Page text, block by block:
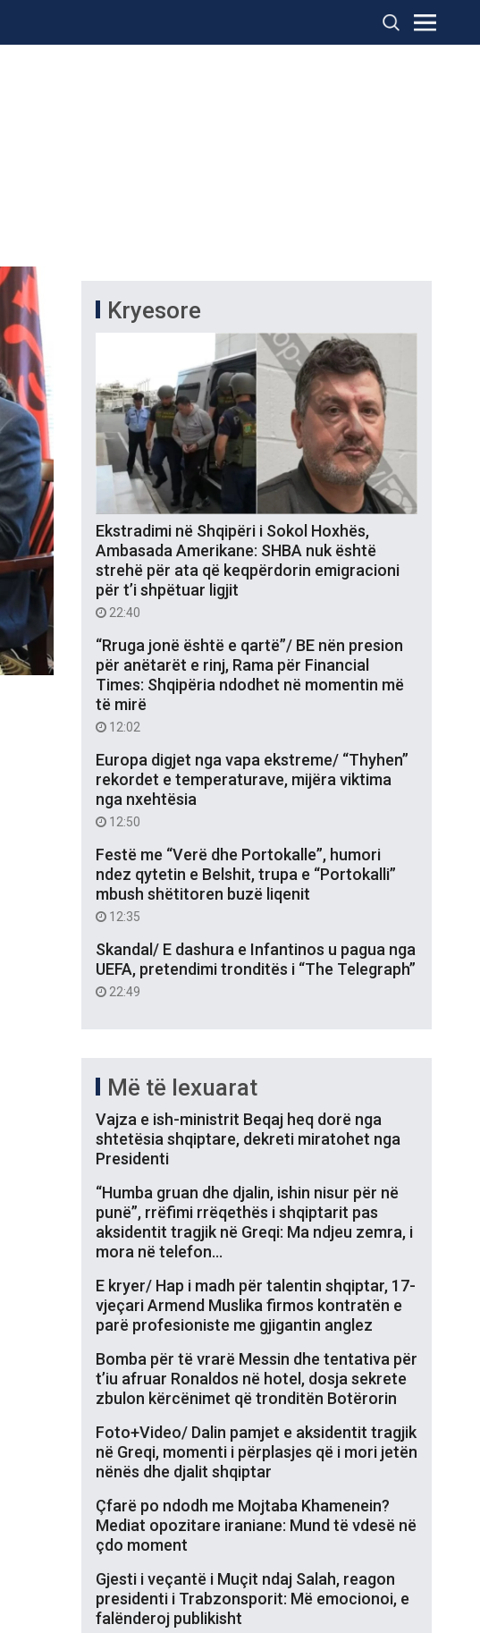
Kryesore
Ekstradimi në Shqipëri i Sokol Hoxhës,
Ambasada Amerikane: SHBA nuk është
strehë për ata që keqpërdorin emigracioni
për t’i shpëtuar ligjit
22:40
“Rruga jonë është e qartë”/ BE nën presion
për anëtarët e rinj, Rama për Financial
Times: Shqipëria ndodhet në momentin më
të mirë
12:02
Europa digjet nga vapa ekstreme/ “Thyhen”
rekordet e temperaturave, mijëra viktima
nga nxehtësia
12:50
Festë me “Verë dhe Portokalle”, humori
ndez qytetin e Belshit, trupa e “Portokalli”
mbush shëtitoren buzë liqenit
12:35
Skandal/ E dashura e Infantinos u pagua nga
UEFA, pretendimi tronditës i “The Telegraph”
22:49
Më të lexuarat
Vajza e ish-ministrit Beqaj heq dorë nga
shtetësia shqiptare, dekreti miratohet nga
Presidenti
“Humba gruan dhe djalin, ishin nisur për në
punë”, rrëfimi rrëqethës i shqiptarit pas
aksidentit tragjik në Greqi: Ma ndjeu zemra, i
mora në telefon…
E kryer/ Hap i madh për talentin shqiptar, 17-
vjeçari Armend Muslika firmos kontratën e
parë profesioniste me gjigantin anglez
Bomba për të vrarë Messin dhe tentativa për
t’iu afruar Ronaldos në hotel, dosja sekrete
zbulon kërcënimet që tronditën Botërorin
Foto+Video/ Dalin pamjet e aksidentit tragjik
në Greqi, momenti i përplasjes që i mori jetën
nënës dhe djalit shqiptar
Çfarë po ndodh me Mojtaba Khamenein?
Mediat opozitare iraniane: Mund të vdesë në
çdo moment
Gjesti i veçantë i Muçit ndaj Salah, reagon
presidenti i Trabzonsporit: Më emocionoi, e
falënderoj publikisht